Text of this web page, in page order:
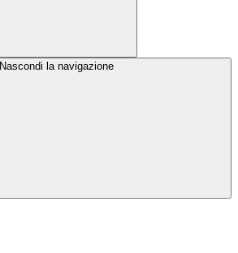
Nascondi la navigazione